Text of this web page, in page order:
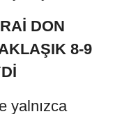
DON
8-9
yalnızca